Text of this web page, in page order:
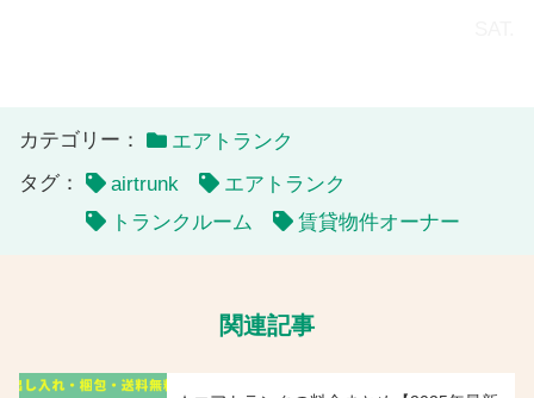
カテゴリー：
エアトランク
タグ：
airtrunk
エアトランク
トランクルーム
賃貸物件オーナー
関連記事